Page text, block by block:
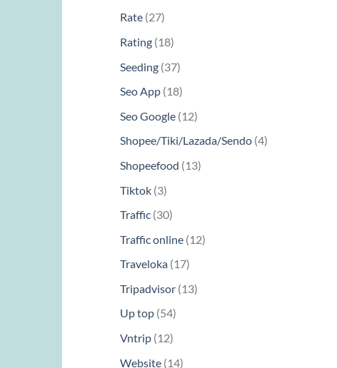
phẩm
Rate 2727
phẩm
Rating 1818
phẩm
Seeding 3737
phẩm
Seo App 1818
sản
phẩm
Seo Google 1212
Shopee/Tiki/Lazada/Sendo 44
Shopeefood 1313
Tiktok 33
phẩm
Traffic 3030
phẩm
Traffic online 1212
Traveloka 1717
phẩm
Tripadvisor 1313
Up top 5454
Vntrip 1212
Website 1414